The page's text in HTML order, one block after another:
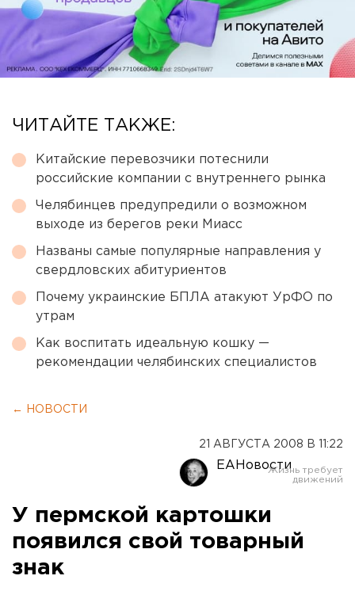
ЧИТАЙТЕ ТАКЖЕ:
Китайские перевозчики потеснили
российские компании с внутреннего рынка
Челябинцев предупредили о возможном
выходе из берегов реки Миасс
Названы самые популярные направления у
свердловских абитуриентов
Почему украинские БПЛА атакуют УрФО по
утрам
Как воспитать идеальную кошку —
рекомендации челябинских специалистов
← НОВОСТИ
21 АВГУСТА 2008 В 11:22
ЕАНовости
У пермской картошки
появился свой товарный
знак